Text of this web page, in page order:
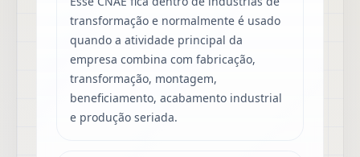
transformação e normalmente é usado
quando a atividade principal da
empresa combina com fabricação,
transformação, montagem,
beneficiamento, acabamento industrial
e produção seriada.